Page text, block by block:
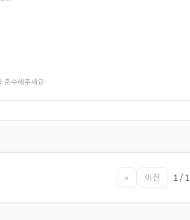
준수해주세요
« 이전 1 / 1